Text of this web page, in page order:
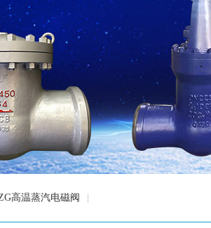
高温蒸汽电磁阀